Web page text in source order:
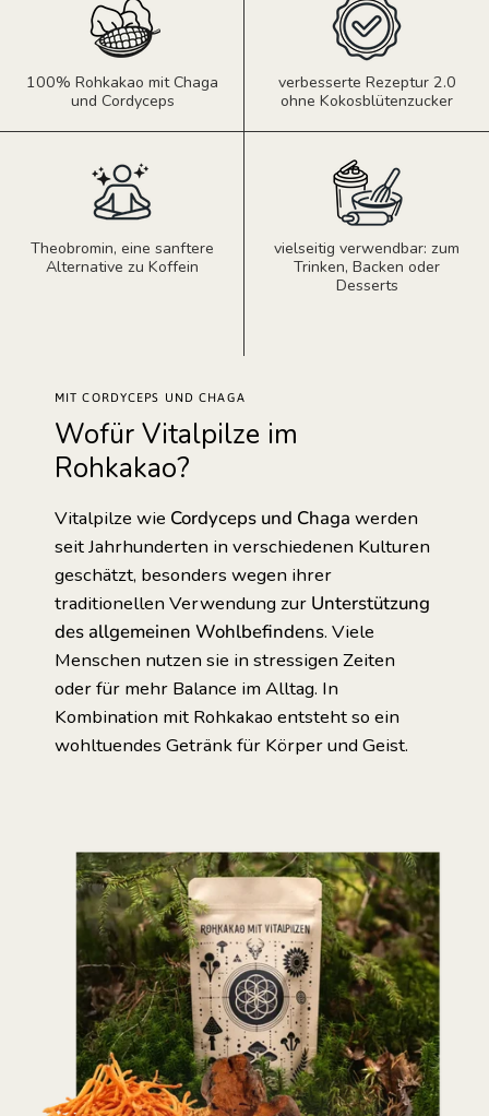
100% Rohkakao mit Chaga
und Cordyceps
verbesserte Rezeptur 2.0
ohne Kokosblütenzucker
Theobromin, eine sanftere
Alternative zu Koffein
vielseitig verwendbar: zum
Trinken, Backen oder
Desserts
MIT CORDYCEPS UND CHAGA
Wofür Vitalpilze im
Rohkakao?
Vitalpilze wie Cordyceps und Chaga werden
seit Jahrhunderten in verschiedenen Kulturen
geschätzt, besonders wegen ihrer
traditionellen Verwendung zur Unterstützung
des allgemeinen Wohlbefindens. Viele
Menschen nutzen sie in stressigen Zeiten
oder für mehr Balance im Alltag. In
Kombination mit Rohkakao entsteht so ein
wohltuendes Getränk für Körper und Geist.